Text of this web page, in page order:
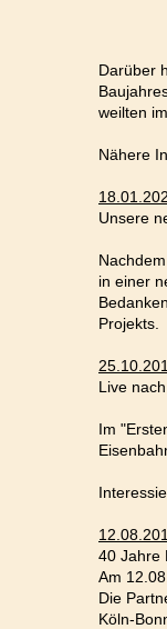
Darüber
weilten
Nähere
Unsere
in einer
Projekts.
Live
Im
40 Jahre
Am
Die
Köln-